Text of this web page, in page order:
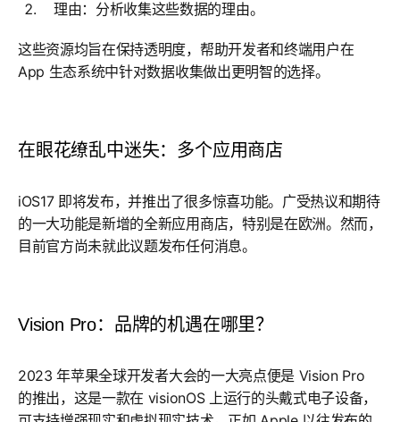
理由：分析收集这些数据的理由。
这些资源均旨在保持透明度，帮助开发者和终端用户在
App 生态系统中针对数据收集做出更明智的选择。
在眼花缭乱中迷失：多个应用商店
iOS17 即将发布，并推出了很多惊喜功能。广受热议和期待
的一大功能是新增的全新应用商店，特别是在欧洲。然而，
目前官方尚未就此议题发布任何消息。
Vision Pro：品牌的机遇在哪里？
2023 年苹果全球开发者大会的一大亮点便是 Vision Pro
的推出，这是一款在 visionOS 上运行的头戴式电子设备，